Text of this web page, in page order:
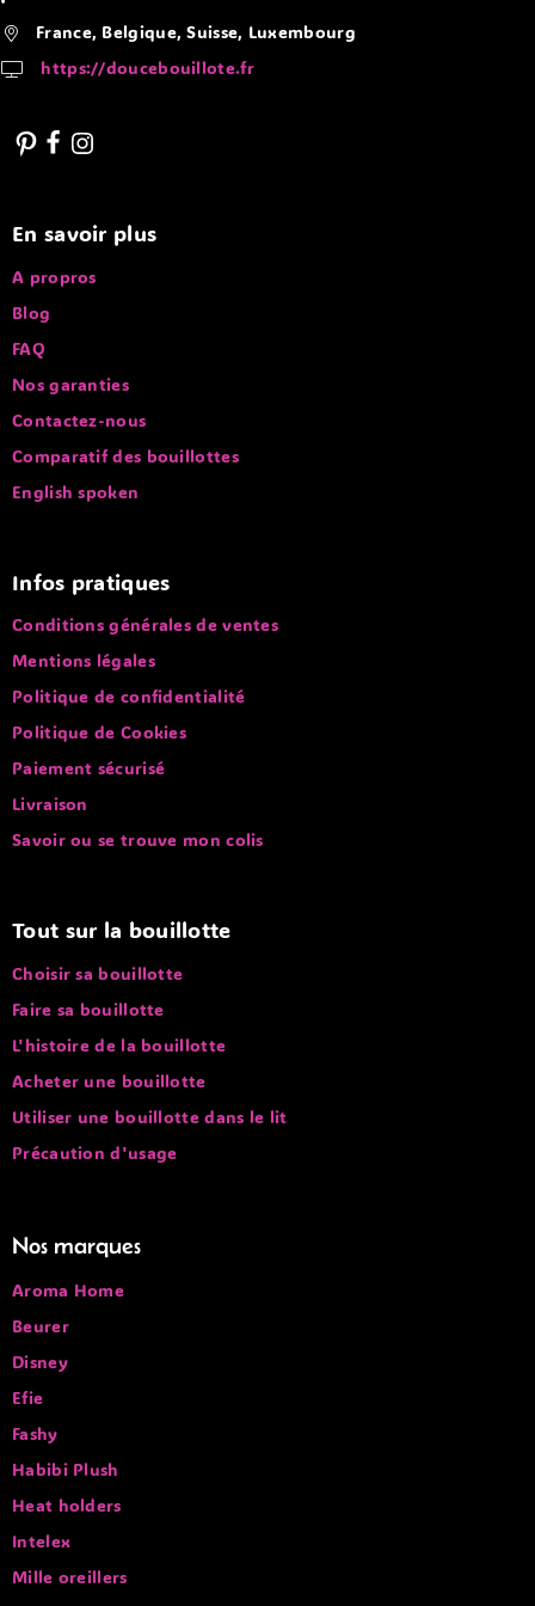
France, Belgique, Suisse, Luxembourg
https://doucebouillote.fr
En savoir plus
A propros
Blog
FAQ
Nos garanties
Contactez-nous
Comparatif des bouillottes
English spoken
Infos pratiques
Conditions générales de ventes
Mentions légales
Politique de confidentialité
Politique de Cookies
Paiement sécurisé
Livraison
Savoir ou se trouve mon colis
Tout sur la bouillotte
Choisir sa bouillotte
Faire sa bouillotte
L'histoire de la bouillotte
Acheter une bouillotte
Utiliser une bouillotte dans le lit
Précaution d'usage
Nos marques
Aroma Home
Beurer
Disney
Efie
Fashy
Habibi Plush
Heat holders
Intelex
Mille oreillers